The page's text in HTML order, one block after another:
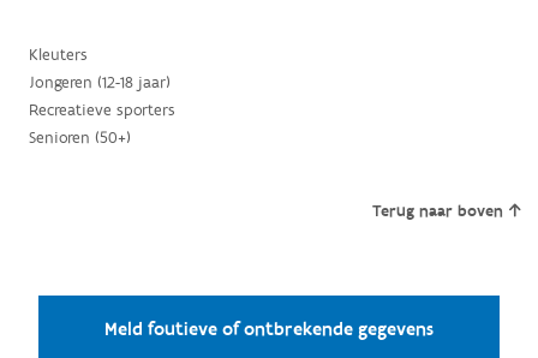
Kleuters
Jongeren (12-18 jaar)
Recreatieve sporters
Senioren (50+)
Terug naar boven
Meld foutieve of ontbrekende gegevens